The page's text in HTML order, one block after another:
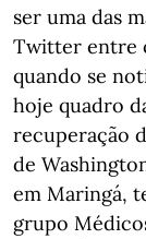
ser uma das
Twitter entre
quando se
hoje quadro
recuperação
de
em Maringá,
grupo